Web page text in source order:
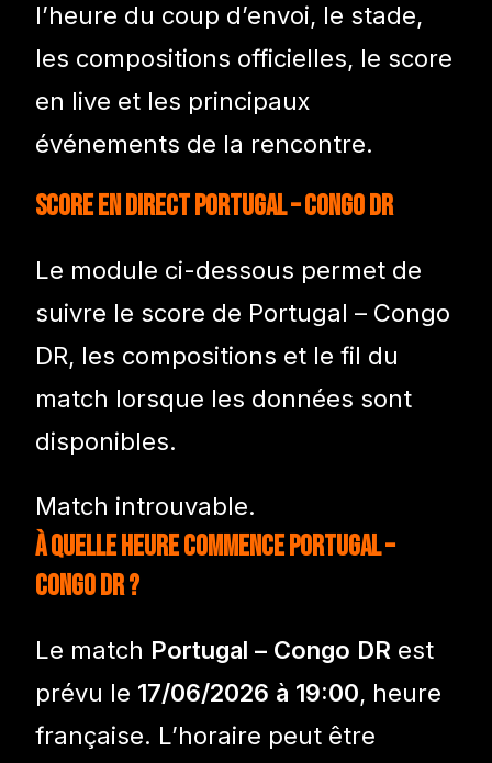
l’heure du coup d’envoi, le stade,
les compositions officielles, le score
en live et les principaux
événements de la rencontre.
Score en direct Portugal – Congo DR
Le module ci-dessous permet de
suivre le score de Portugal – Congo
DR, les compositions et le fil du
match lorsque les données sont
disponibles.
Match introuvable.
À quelle heure commence Portugal –
Congo DR ?
Le match Portugal – Congo DR est
prévu le 17/06/2026 à 19:00, heure
française. L’horaire peut être